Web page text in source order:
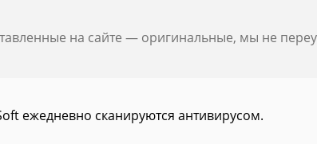
на сайте — оригинальные, мы не
ежедневно сканируются антивирусом.